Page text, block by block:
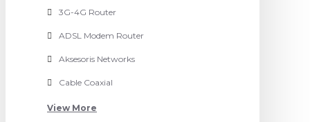
3G-4G Router
ADSL Modem Router
Aksesoris Networks
Cable Coaxial
View More